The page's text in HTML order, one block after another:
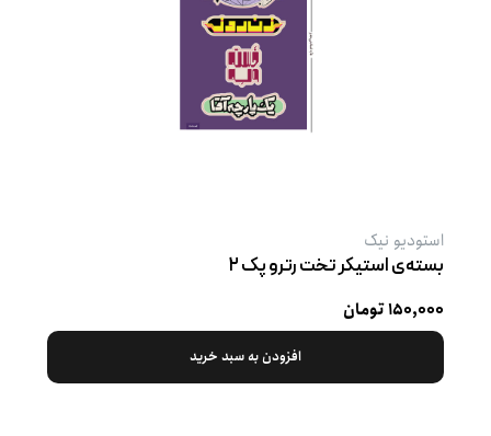
استودیو نیک
بسته‌ی استیکر تخت رترو پک ۲
۱۵۰,۰۰۰ تومان
افزودن به سبد خرید